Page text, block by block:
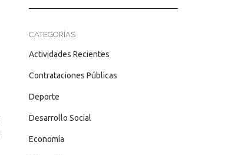
CATEGORÍAS
Actividades Recientes
Contrataciones Públicas
Deporte
Desarrollo Social
Economía